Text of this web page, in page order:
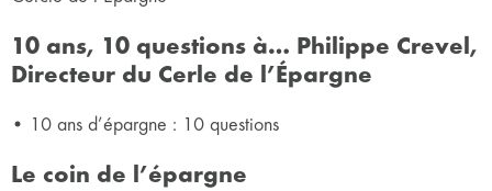
10 ans, 10 questions à… Philippe Crevel,
Directeur du Cerle de l’Épargne
• 10 ans d’épargne : 10 questions
Le coin de l’épargne